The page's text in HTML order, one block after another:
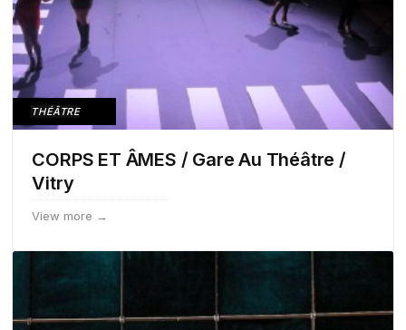
THÉÂTRE
CORPS ET ÂMES / Gare Au Théâtre /
Vitry
View more →